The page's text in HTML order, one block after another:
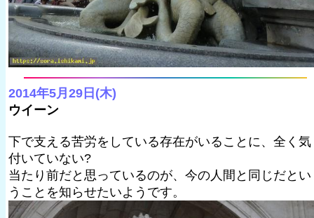
2014年5月29日(木)
ウイーン
下で支える苦労をしている存在がいることに、全く気
付いていない?
当たり前だと思っているのが、今の人間と同じだとい
うことを知らせたいようです。